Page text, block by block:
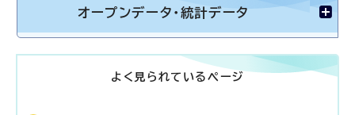
オープンデータ・統計データ
よく見られているページ